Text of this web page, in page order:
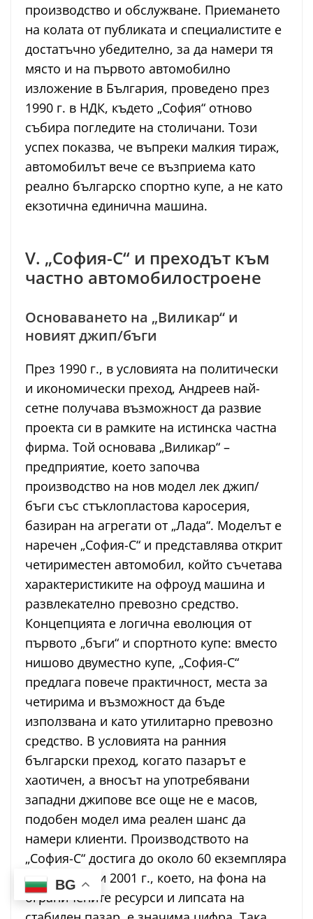
производство и обслужване. Приемането
на колата от публиката и специалистите е
достатъчно убедително, за да намери тя
място и на първото автомобилно
изложение в България, проведено през
1990 г. в НДК, където „София“ отново
събира погледите на столичани. Този
успех показва, че въпреки малкия тираж,
автомобилът вече се възприема като
реално българско спортно купе, а не като
екзотична единична машина.
V. „София-C“ и преходът към
частно автомобилостроене
Основаването на „Виликар“ и
новият джип/бъги
През 1990 г., в условията на политически
и икономически преход, Андреев най-
сетне получава възможност да развие
проекта си в рамките на истинска частна
фирма. Той основава „Виликар“ –
предприятие, което започва
производство на нов модел лек джип/
бъги със стъклопластова каросерия,
базиран на агрегати от „Лада“. Моделът е
наречен „София-C“ и представлява открит
четириместен автомобил, който съчетава
характеристиките на офроуд машина и
развлекателно превозно средство.
Концепцията е логична еволюция от
първото „бъги“ и спортното купе: вместо
нишово двуместно купе, „София-C“
предлага повече практичност, места за
четирима и възможност да бъде
използвана и като утилитарно превозно
средство. В условията на ранния
български преход, когато пазарът е
хаотичен, а вносът на употребявани
западни джипове все още не е масов,
подобен модел има реален шанс да
намери клиенти. Производството на
„София-C“ достига до около 60 екземпляра
между 1990 и 2001 г., което, на фона на
ограничените ресурси и липсата на
BG